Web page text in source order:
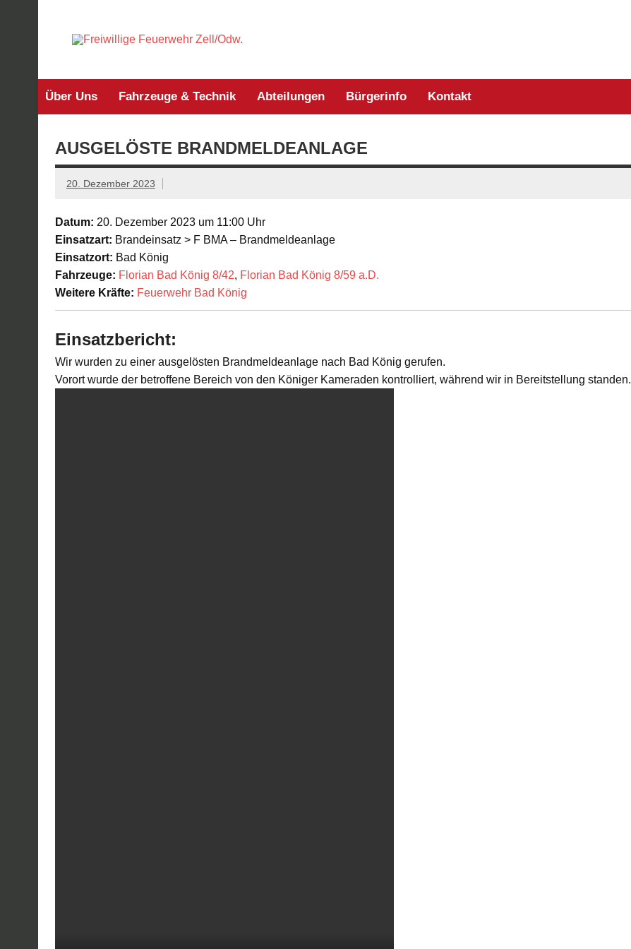
Über Uns Fahrzeuge & Technik Abteilungen Bürgerinfo Kontakt
AUSGELÖSTE BRANDMELDEANLAGE
20. Dezember 2023
Datum: 20. Dezember 2023 um 11:00 Uhr
Einsatzart: Brandeinsatz > F BMA – Brandmeldeanlage
Einsatzort: Bad König
Fahrzeuge: Florian Bad König 8/42, Florian Bad König 8/59 a.D.
Weitere Kräfte: Feuerwehr Bad König
Einsatzbericht:
Wir wurden zu einer ausgelösten Brandmeldeanlage nach Bad König gerufen.
Vorort wurde der betroffene Bereich von den Königer Kameraden kontrolliert, während wir in Bereitstellung standen.